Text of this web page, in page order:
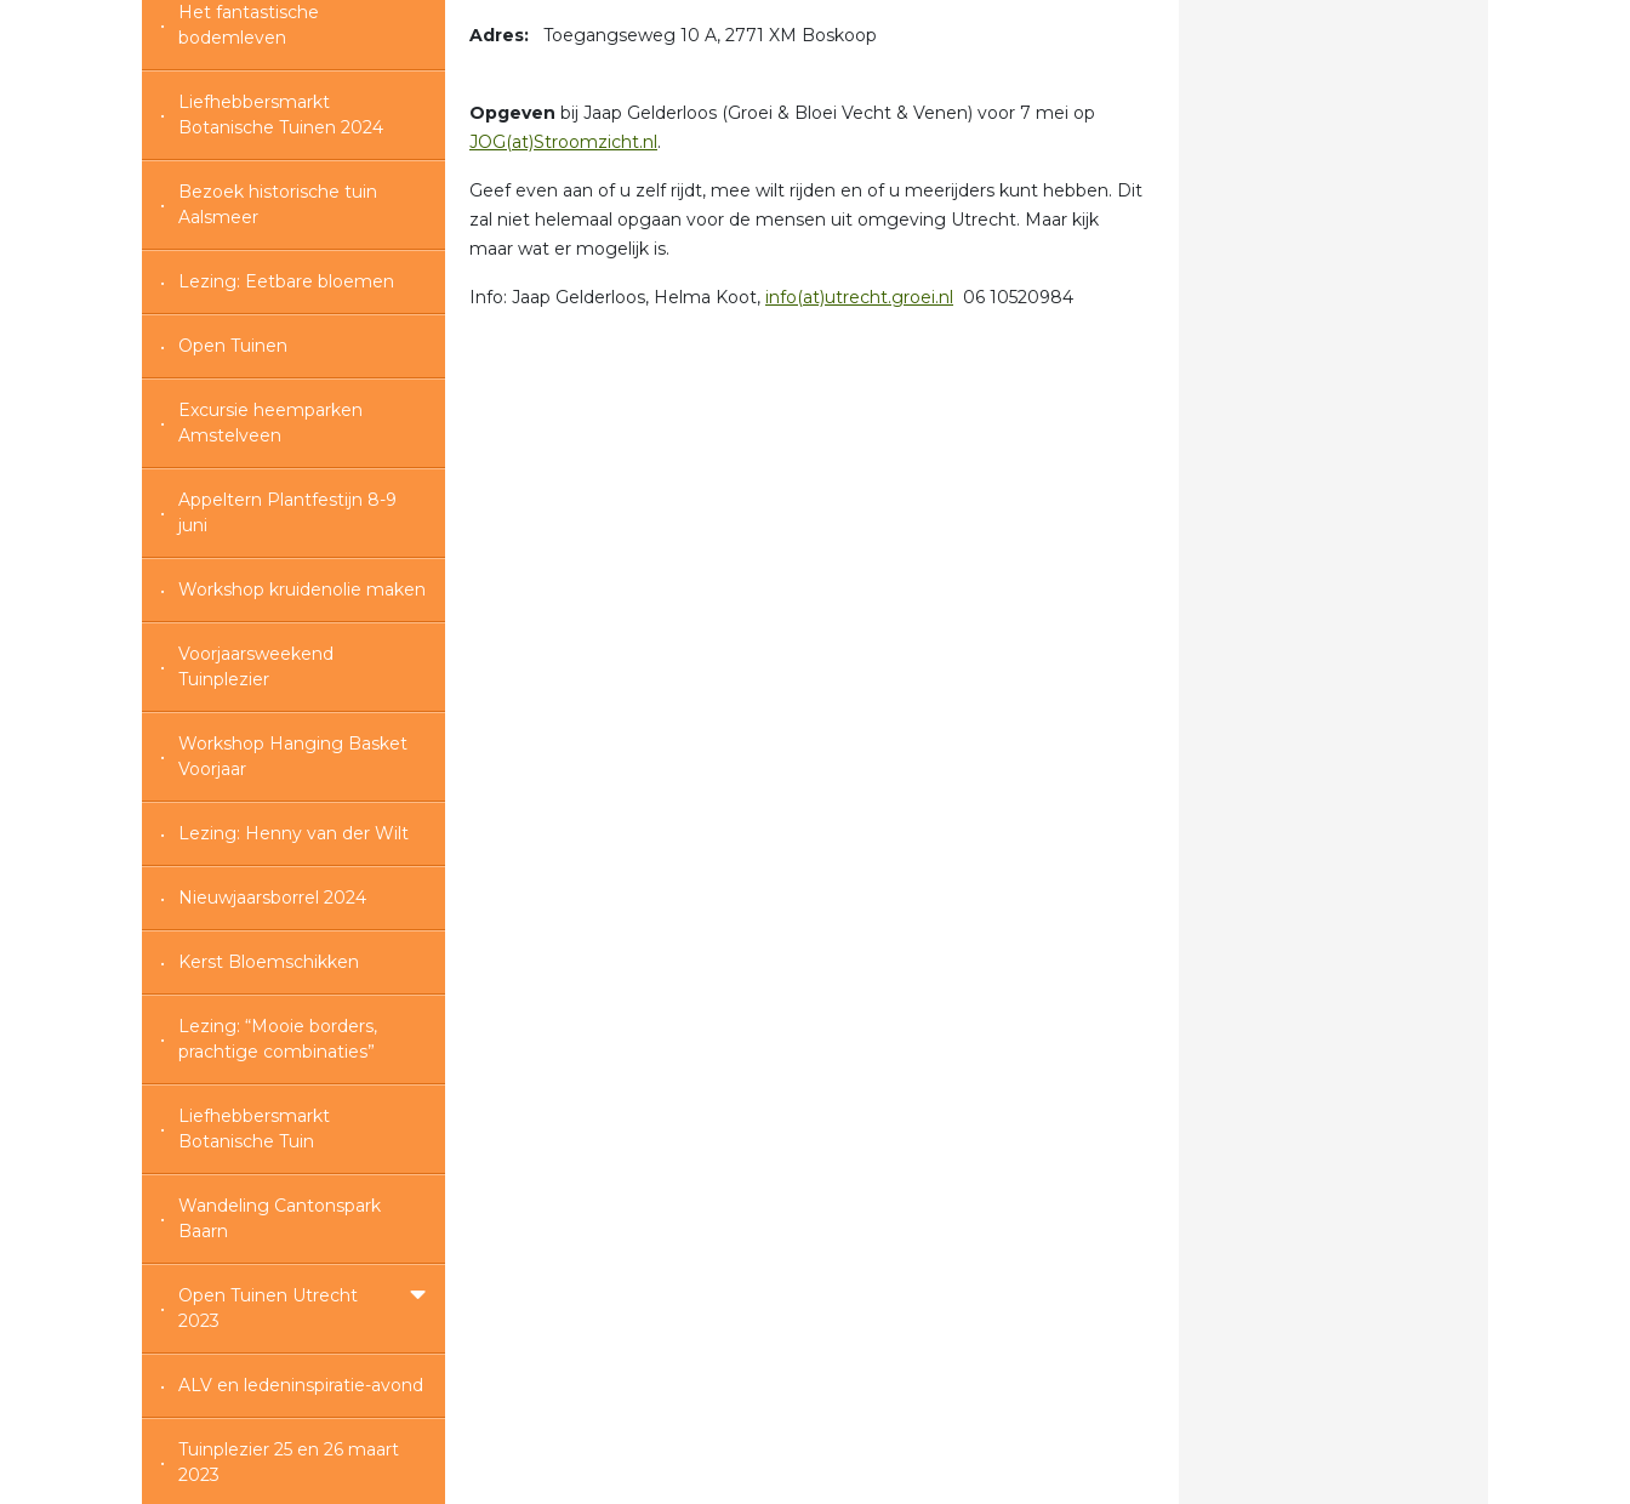
Het fantastische
bodemleven
Liefhebbersmarkt
Botanische Tuinen 2024
Bezoek historische tuin
Aalsmeer
Lezing: Eetbare bloemen
Open Tuinen
Excursie heemparken
Amstelveen
Appeltern Plantfestijn 8-9
juni
Workshop kruidenolie maken
Voorjaarsweekend
Tuinplezier
Workshop Hanging Basket
Voorjaar
Lezing: Henny van der Wilt
Nieuwjaarsborrel 2024
Kerst Bloemschikken
Lezing: “Mooie borders,
prachtige combinaties”
Liefhebbersmarkt
Botanische Tuin
Wandeling Cantonspark
Baarn
Open Tuinen Utrecht
2023
ALV en ledeninspiratie-avond
Tuinplezier 25 en 26 maart
2023
Adres: Toegangseweg 10 A, 2771 XM Boskoop
Opgeven bij Jaap Gelderloos (Groei & Bloei Vecht & Venen) voor 7 mei op
JOG(at)Stroomzicht.nl.
Geef even aan of u zelf rijdt, mee wilt rijden en of u meerijders kunt hebben. Dit
zal niet helemaal opgaan voor de mensen uit omgeving Utrecht. Maar kijk
maar wat er mogelijk is.
Info: Jaap Gelderloos, Helma Koot, info(at)utrecht.groei.nl 06 10520984